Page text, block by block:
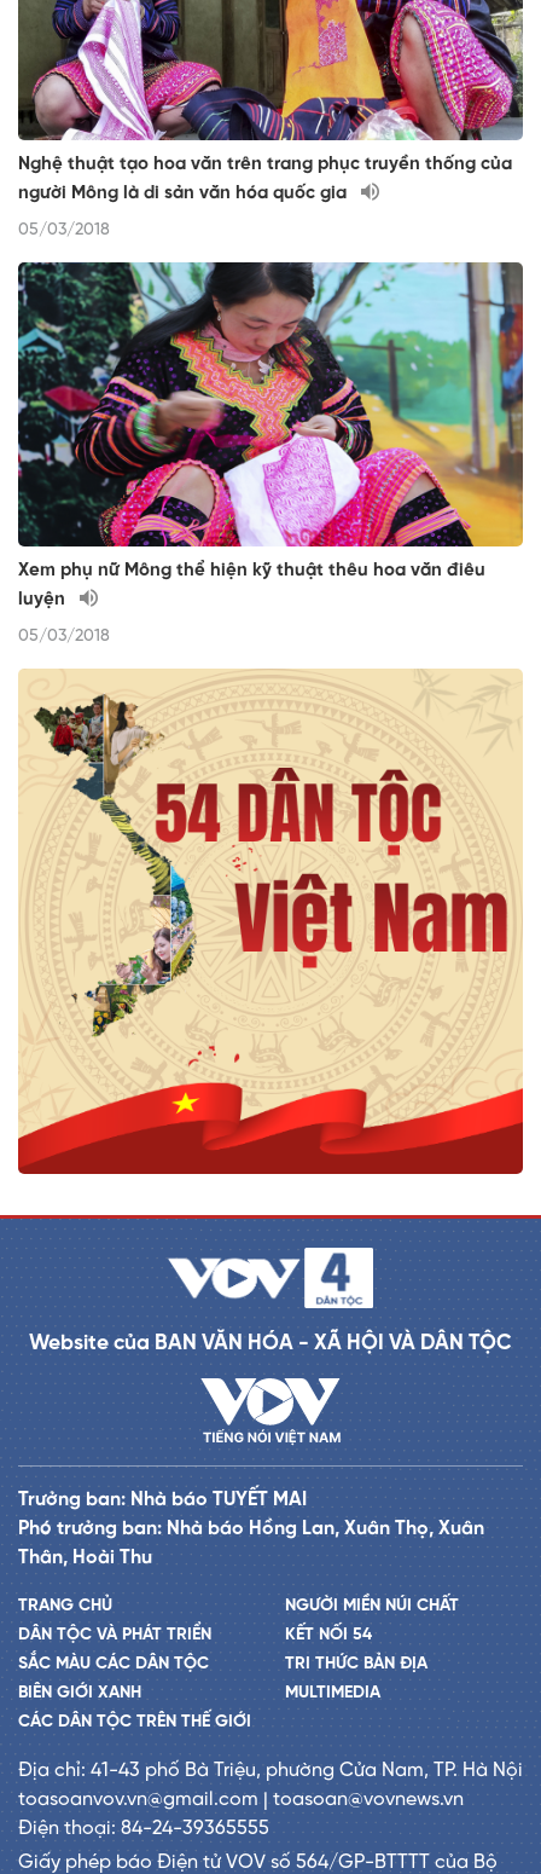
Nghệ thuật tạo hoa văn trên trang phục truyền thống của
người Mông là di sản văn hóa quốc gia
05/03/2018
Xem phụ nữ Mông thể hiện kỹ thuật thêu hoa văn điêu
luyện
05/03/2018
Website của BAN VĂN HÓA - XÃ HỘI VÀ DÂN TỘC
Trưởng ban: Nhà báo TUYẾT MAI
Phó trưởng ban: Nhà báo Hồng Lan, Xuân Thọ, Xuân
Thân, Hoài Thu
TRANG CHỦ
DÂN TỘC VÀ PHÁT TRIỂN
SẮC MÀU CÁC DÂN TỘC
BIÊN GIỚI XANH
CÁC DÂN TỘC TRÊN THẾ GIỚI
NGƯỜI MIỀN NÚI CHẤT
KẾT NỐI 54
TRI THỨC BẢN ĐỊA
MULTIMEDIA
Địa chỉ: 41-43 phố Bà Triệu, phường Cửa Nam, TP. Hà Nội
toasoanvov.vn@gmail.com | toasoan@vovnews.vn
Điện thoại: 84-24-39365555
Giấy phép báo Điện tử VOV số 564/GP-BTTTT của Bộ